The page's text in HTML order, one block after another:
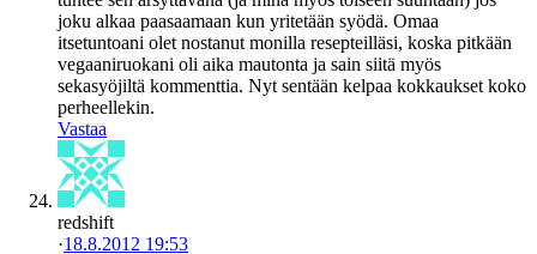
joku alkaa paasaamaan kun yritetään syödä. Omaa
itsetuntoani olet nostanut monilla resepteilläsi, koska pitkään
vegaaniruokani oli aika mautonta ja sain siitä myös
sekasyöjiltä kommenttia. Nyt sentään kelpaa kokkaukset koko
perheellekin.
Vastaa
redshift
·18.8.2012 19:53